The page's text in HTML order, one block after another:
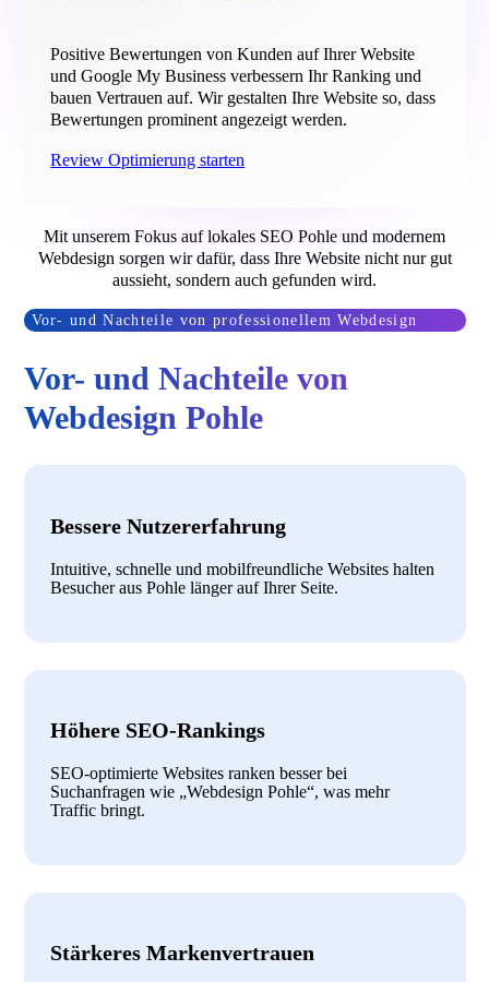
Positive Bewertungen von Kunden auf Ihrer Website
und Google My Business verbessern Ihr Ranking und
bauen Vertrauen auf. Wir gestalten Ihre Website so, dass
Bewertungen prominent angezeigt werden.
Review Optimierung starten
Mit unserem Fokus auf lokales SEO Pohle und modernem
Webdesign sorgen wir dafür, dass Ihre Website nicht nur gut
aussieht, sondern auch gefunden wird.
Vor- und Nachteile von professionellem Webdesign
Vor- und Nachteile von
Webdesign Pohle
Bessere Nutzererfahrung
Intuitive, schnelle und mobilfreundliche Websites halten
Besucher aus Pohle länger auf Ihrer Seite.
Höhere SEO-Rankings
SEO-optimierte Websites ranken besser bei
Suchanfragen wie „Webdesign Pohle“, was mehr
Traffic bringt.
Stärkeres Markenvertrauen